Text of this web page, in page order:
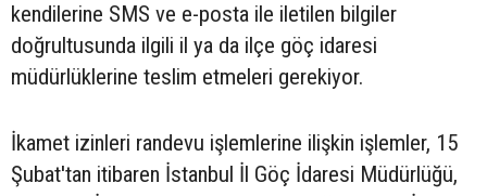
kendilerine SMS ve e-posta ile iletilen bilgiler
doğrultusunda ilgili il ya da ilçe göç idaresi
müdürlüklerine teslim etmeleri gerekiyor.
İkamet izinleri randevu işlemlerine ilişkin işlemler, 15
Şubat'tan itibaren İstanbul İl Göç İdaresi Müdürlüğü,